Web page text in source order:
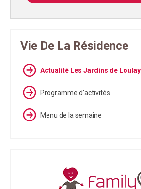
Vie De La Résidence
Actualité Les Jardins de Loulay
Programme d'activités
Menu de la semaine